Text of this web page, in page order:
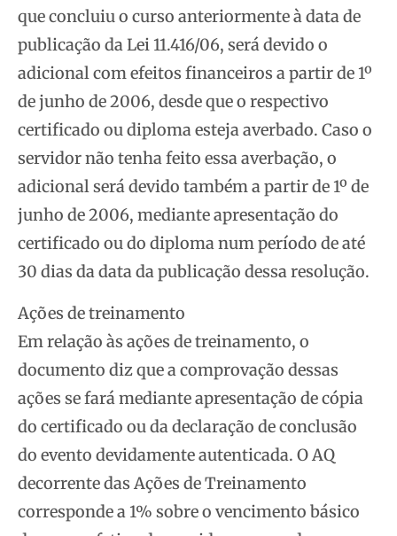
que concluiu o curso anteriormente à data de
publicação da Lei 11.416/06, será devido o
adicional com efeitos financeiros a partir de 1º
de junho de 2006, desde que o respectivo
certificado ou diploma esteja averbado. Caso o
servidor não tenha feito essa averbação, o
adicional será devido também a partir de 1º de
junho de 2006, mediante apresentação do
certificado ou do diploma num período de até
30 dias da data da publicação dessa resolução.
Ações de treinamento
Em relação às ações de treinamento, o
documento diz que a comprovação dessas
ações se fará mediante apresentação de cópia
do certificado ou da declaração de conclusão
do evento devidamente autenticada. O AQ
decorrente das Ações de Treinamento
corresponde a 1% sobre o vencimento básico